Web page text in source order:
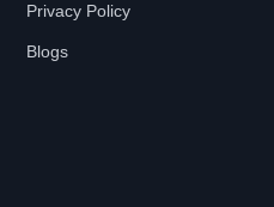
Privacy Policy
Blogs